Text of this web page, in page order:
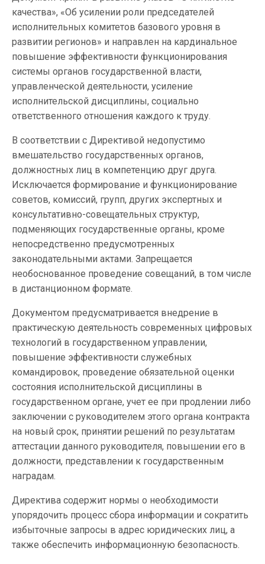
качества», «Об усилении роли председателей
исполнительных комитетов базового уровня в
развитии регионов» и направлен на кардинальное
повышение эффективности функционирования
системы органов государственной власти,
управленческой деятельности, усиление
исполнительской дисциплины, социально
ответственного отношения каждого к труду.
В соответствии с Директивой недопустимо
вмешательство государственных органов,
должностных лиц в компетенцию друг друга.
Исключается формирование и функционирование
советов, комиссий, групп, других экспертных и
консультативно-совещательных структур,
подменяющих государственные органы, кроме
непосредственно предусмотренных
законодательными актами. Запрещается
необоснованное проведение совещаний, в том числе
в дистанционном формате.
Документом предусматривается внедрение в
практическую деятельность современных цифровых
технологий в государственном управлении,
повышение эффективности служебных
командировок, проведение обязательной оценки
состояния исполнительской дисциплины в
государственном органе, учет ее при продлении либо
заключении с руководителем этого органа контракта
на новый срок, принятии решений по результатам
аттестации данного руководителя, повышении его в
должности, представлении к государственным
наградам.
Директива содержит нормы о необходимости
упорядочить процесс сбора информации и сократить
избыточные запросы в адрес юридических лиц, а
также обеспечить информационную безопасность.